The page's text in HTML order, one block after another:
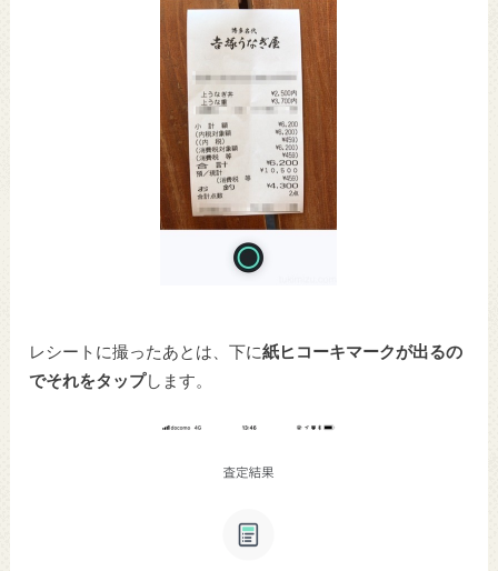
レシートに撮ったあとは、下に紙ヒコーキマークが出るの
でそれをタップします。